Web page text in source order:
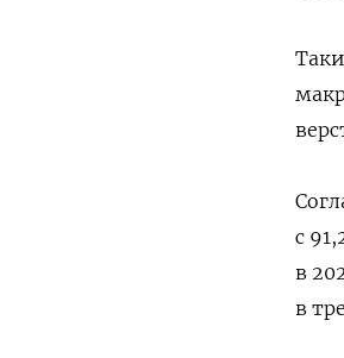
с
в
в